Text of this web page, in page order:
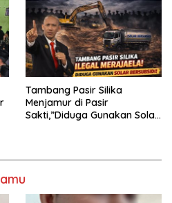
Tambang Pasir Silika
Menjamur di Pasir
Sakti,”Diduga Gunakan Solar